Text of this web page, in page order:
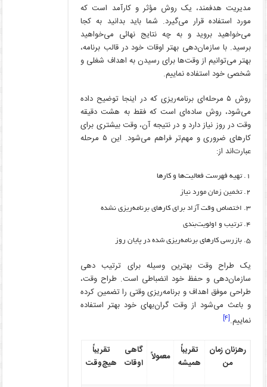
مدیریت هدفمند، یک روش مؤثر و کارآمد است که
مورد استفاده قرار می‌گیرد. شما باید بدانید به کجا
می‌خواهید بروید و به چه نتایج نهائی می‌خواهید
برسید. با سازمان‌دهی بهتر اوقات خود در قالب برنامه،
بهتر می‌توانیم از وقت‌ها برای رسیدن به اهداف شغلی و
شخصی خود استفاده نماییم.
روش ۵ مرحله‌ای برنامه‌ریزی که در اینجا توضیح داده
می‌شود، روش ساده‌ای است که فقط به هشت دقیقه
وقت در روز نیاز دارد و در نتیجه آن، وقت بیشتری برای
کارهای ضروری و مهم‌تر فراهم می‌شود. این ۵ مرحله
عبارت‌اند از:
تهیه فهرست فعالیت‌ها و کارها
تخمین زمان مورد نیاز
اختصاص وقت آزاد برای کارهای برنامه‌ریزی نشده
ترتیب و اولویت‌بندی
بازرسی کارهای برنامه‌ریزی شده در پایان روز
یک طراح وقت بهترین وسیله برای ترتیب دهی
سازمان‌دهی و حفظ خود انضباطی است. طراح وقت،
طراحی موفق اهداف و برنامه‌ریزی وقتی را تضمین کرده
و باعث می‌شود از وقت گران‌بهای خود بهتر استفاده
نماییم.[۴]
رهزنان زمان
من
تقریباً
همیشه
معمولاً
گاهی
اوقات
تقریباً
هیچ‌وقت